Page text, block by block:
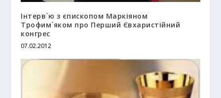
Інтерв`ю з єпископом Маркіяном
Трофим`яком про Перший Євхаристійний
конгрес
07.02.2012